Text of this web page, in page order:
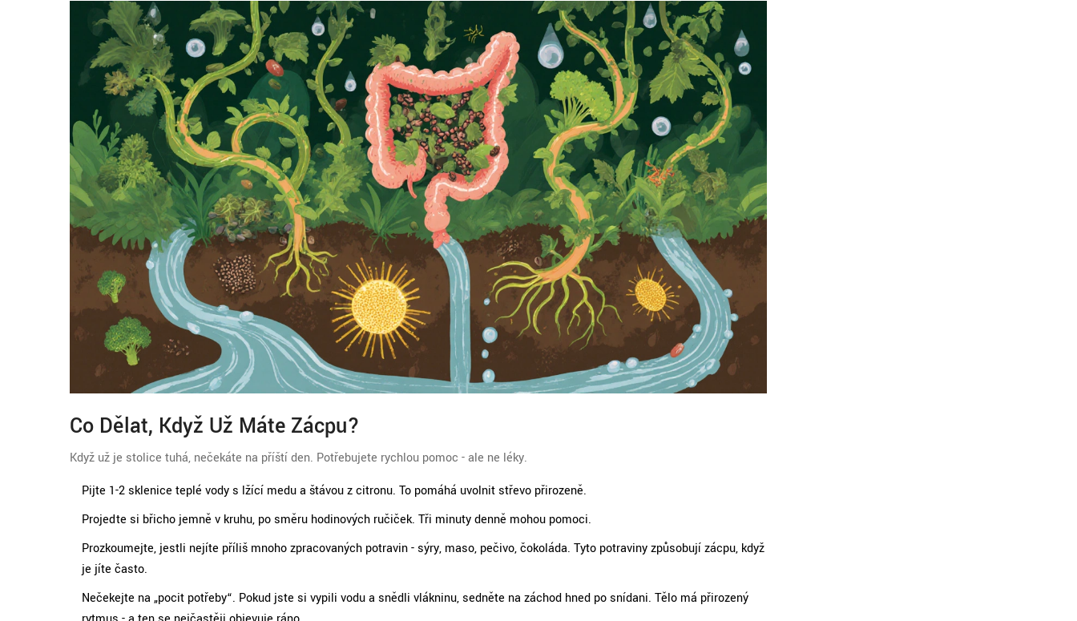
Co Dělat, Když Už Máte Zácpu?
Když už je stolice tuhá, nečekáte na příští den. Potřebujete rychlou pomoc - ale ne léky.
Pijte 1-2 sklenice teplé vody s lžící medu a šťávou z citronu. To pomáhá uvolnit střevo přirozeně.
Projeďte si břicho jemně v kruhu, po směru hodinových ručiček. Tři minuty denně mohou pomoci.
Prozkoumejte, jestli nejíte příliš mnoho zpracovaných potravin - sýry, maso, pečivo, čokoláda. Tyto potraviny způsobují zácpu, když
je jíte často.
Nečekejte na „pocit potřeby“. Pokud jste si vypili vodu a snědli vlákninu, sedněte na záchod hned po snídani. Tělo má přirozený